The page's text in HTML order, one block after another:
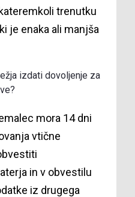
trenutku
je enaka ali manjša
izdati dovoljenje za
mora 14 dni
vtične
in v obvestilu
iz drugega